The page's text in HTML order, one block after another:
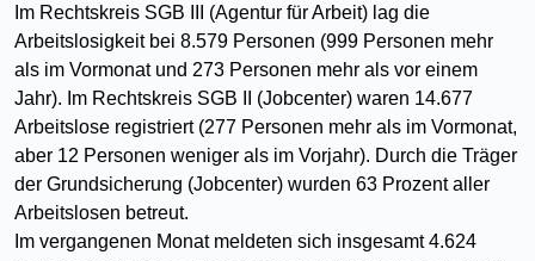
Im Rechtskreis SGB III (Agentur für Arbeit) lag die
Arbeitslosigkeit bei 8.579 Personen (999 Personen mehr
als im Vormonat und 273 Personen mehr als vor einem
Jahr). Im Rechtskreis SGB II (Jobcenter) waren 14.677
Arbeitslose registriert (277 Personen mehr als im Vormonat,
aber 12 Personen weniger als im Vorjahr). Durch die Träger
der Grundsicherung (Jobcenter) wurden 63 Prozent aller
Arbeitslosen betreut.
Im vergangenen Monat meldeten sich insgesamt 4.624